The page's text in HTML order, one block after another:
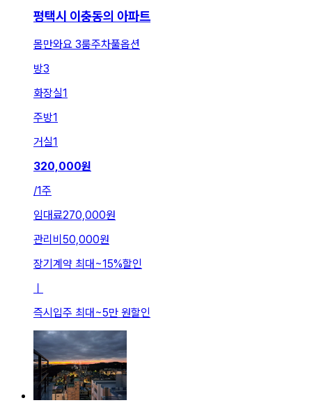
평택시 이충동의 아파트
몸만와요 3룸주차풀옵션
방3
화장실1
주방1
거실1
320,000원
/1주
임대료270,000원
관리비 50,000원
장기계약 최대~15%할인
ㅣ
즉시입주 최대~5만 원할인